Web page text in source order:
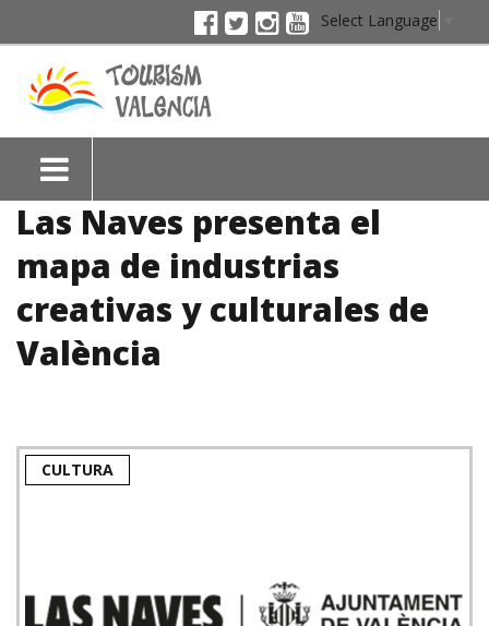
Select Language
Las Naves presenta el
mapa de industrias
creativas y culturales de
València
CULTURA